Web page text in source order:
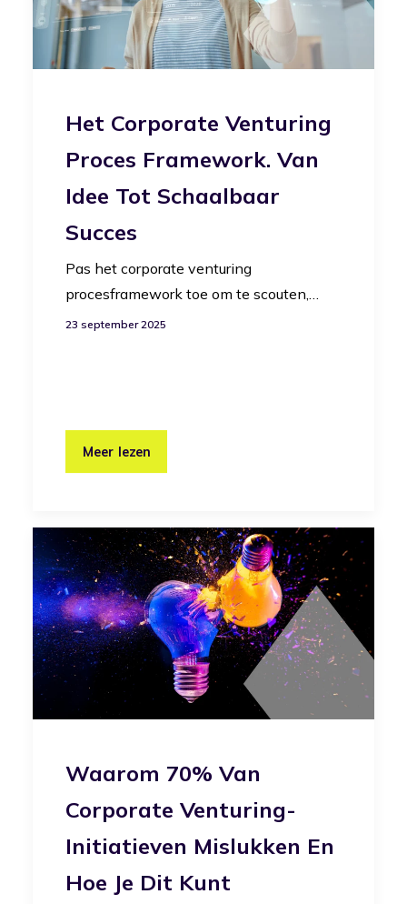
Het Corporate Venturing
Proces Framework. Van
Idee Tot Schaalbaar
Succes
Pas het corporate venturing
procesframework toe om te scouten,…
23 september 2025
Meer lezen
Waarom 70% Van
Corporate Venturing-
Initiatieven Mislukken En
Hoe Je Dit Kunt